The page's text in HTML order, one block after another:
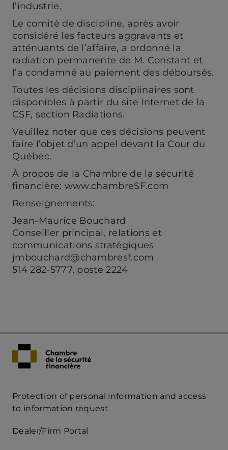
l’industrie.
Le comité de discipline, après avoir
considéré les facteurs aggravants et
atténuants de l’affaire, a ordonné la
radiation permanente de M. Constant et
l’a condamné au paiement des déboursés.
Toutes les décisions disciplinaires sont
disponibles à partir du site Internet de la
CSF, section Radiations.
Veuillez noter que ces décisions peuvent
faire l’objet d’un appel devant la Cour du
Québec.
À propos de la Chambre de la sécurité
financière: www.chambreSF.com
Renseignements:
Jean-Maurice Bouchard
Conseiller principal, relations et
communications stratégiques
jmbouchard@chambresf.com
514 282-5777, poste 2224
Acces
mobile
Protection of personal information and access
to information request
Dealer/Firm Portal